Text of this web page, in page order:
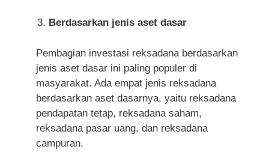
Berdasarkan jenis aset dasar
Pembagian investasi reksadana berdasarkan
jenis aset dasar ini paling populer di
masyarakat. Ada empat jenis reksadana
berdasarkan aset dasarnya, yaitu reksadana
pendapatan tetap, reksadana saham,
reksadana pasar uang, dan reksadana
campuran.